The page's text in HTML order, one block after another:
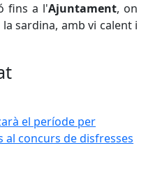
fins a l'Ajuntament, on
sardina, amb vi calent i
el període per
al concurs de disfresses